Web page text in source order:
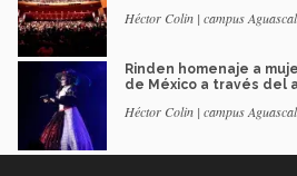
Héctor Colin | campus
Rinden homenaje a
de México a través del
Héctor Colin | campus